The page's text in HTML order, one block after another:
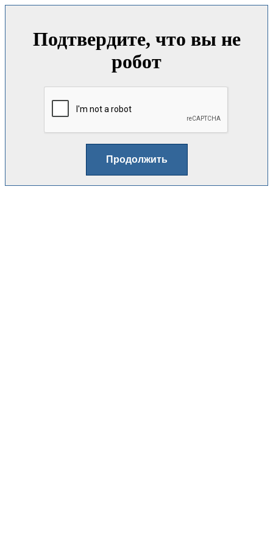
Подтвердите, что вы не
робот
Продолжить